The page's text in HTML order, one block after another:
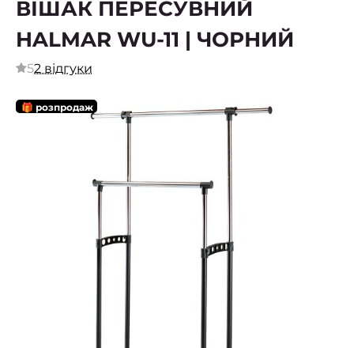
ВІШАК ПЕРЕСУВНИЙ
HALMAR WU-11 | ЧОРНИЙ
52 відгуки
🎁 розпродаж